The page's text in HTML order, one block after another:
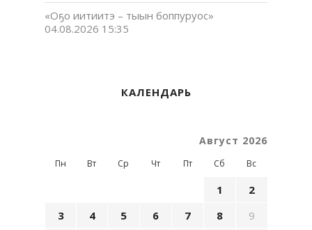
«Оҕо иитиитэ – тыын боппуруос»
04.08.2026 15:35
КАЛЕНДАРЬ
Август 2026
Пн Вт Ср Чт Пт Сб Вс
1
2
3
4 5 6 7 8
9